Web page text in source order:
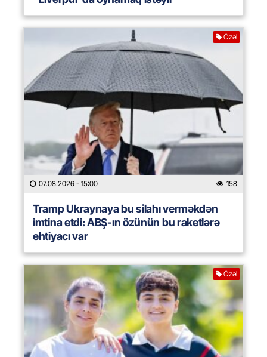
Özəl
07.08.2026 - 15:00 158
Tramp Ukraynaya bu silahı verməkdən
imtina etdi: ABŞ-ın özünün bu raketlərə
ehtiyacı var
Özəl